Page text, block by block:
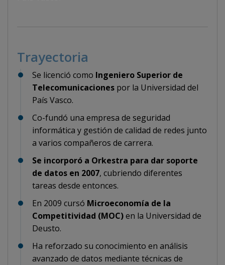
Trayectoria
Se licenció como Ingeniero Superior de
Telecomunicaciones por la Universidad del
País Vasco.
Co-fundó una empresa de seguridad
informática y gestión de calidad de redes junto
a varios compañeros de carrera.
Se incorporó a Orkestra para dar soporte
de datos en 2007, cubriendo diferentes
tareas desde entonces.
En 2009 cursó Microeconomía de la
Competitividad (MOC)en la Universidad de
Deusto.
Ha reforzado su conocimiento en análisis
avanzado de datos mediante técnicas de